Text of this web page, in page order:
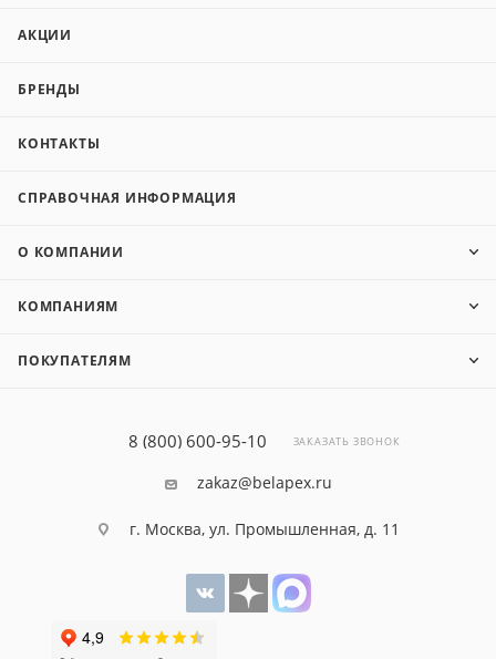
АКЦИИ
БРЕНДЫ
КОНТАКТЫ
СПРАВОЧНАЯ ИНФОРМАЦИЯ
О КОМПАНИИ
КОМПАНИЯМ
ПОКУПАТЕЛЯМ
8 (800) 600-95-10 ЗАКАЗАТЬ ЗВОНОК
zakaz@belapex.ru
г. Москва, ул. Промышленная, д. 11